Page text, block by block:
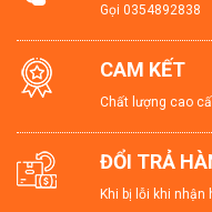
Gọi 0354892838
CAM KẾT
Chất lượng cao
ĐỔI TRẢ
Khi bị lỗi khi nhận